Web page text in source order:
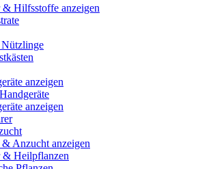
& Hilfsstoffe anzeigen
anzeigen
anzeigen
& Anzucht anzeigen
& Heilpflanzen